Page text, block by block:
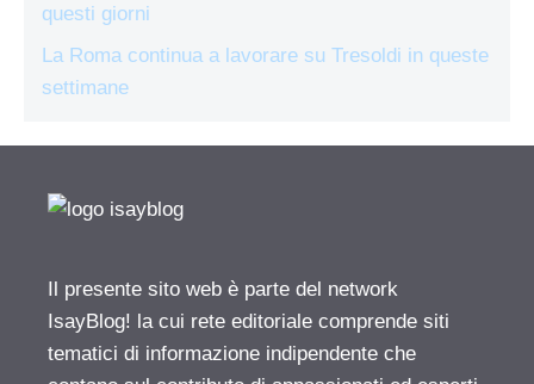
questi giorni
La Roma continua a lavorare su Tresoldi in queste
settimane
Il presente sito web è parte del network
IsayBlog! la cui rete editoriale comprende siti
tematici di informazione indipendente che